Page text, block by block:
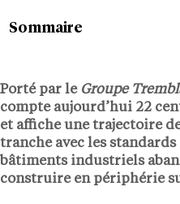
Porté par le Groupe
compte aujourd’hui 22
et affiche une trajectoire
tranche avec les
bâtiments industriels
construire en périphérie
Sommaire